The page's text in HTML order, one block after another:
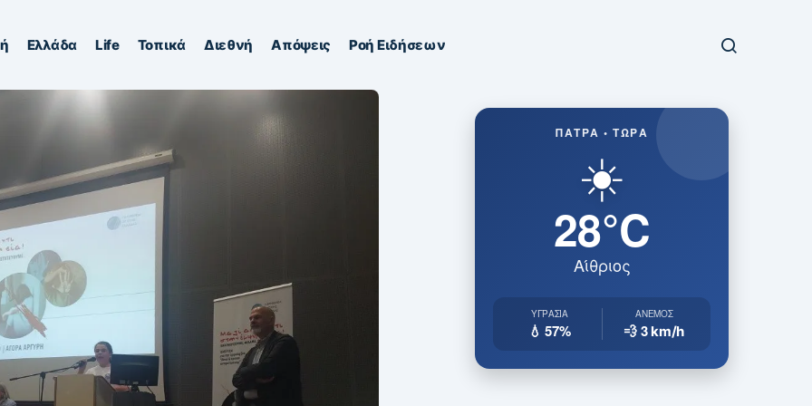
Ελλάδα Life Τοπικά Διεθνή Απόψεις Ροή Ειδήσεων
ΠΆΤΡΑ • ΤΏΡΑ
☀️
28°C
Αίθριος
ΥΓΡΑΣΊΑ
💧 57%
ΆΝΕΜΟΣ
💨 3km/h